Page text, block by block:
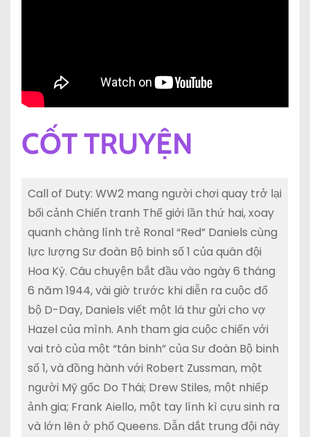
CỐT TRUYỆN
Call of Duty: WW2 mang người chơi quay trở lại
bối cảnh Chiến tranh Thế giới lần thứ hai, xoay
quanh chàng lính trẻ Ronal “Red” Daniels cùng
lực lượng Sư đoàn Bộ binh số 1 của quân đội
Hoa Kỳ. Câu chuyện bắt đầu vào ngày 6 tháng
6 năm 1944, vài giờ trước khi diễn ra cuộc đổ
bộ D-Day, Daniels viết một lá thư gửi cho vợ
Hazel của mình. Anh tham gia cuộc chiến với
vai trò của một “tân binh” của Sư đoàn Bộ binh
số 1, và đồng hành với Robert Zussman, một
người Mỹ gốc Do Thái; Drew Stiles, một nhiếp
ảnh gia; Frank Aiello, một tay lính kì cựu sinh ra
và lớn lên ở phố Queens. Dẫn dắt trung đội này